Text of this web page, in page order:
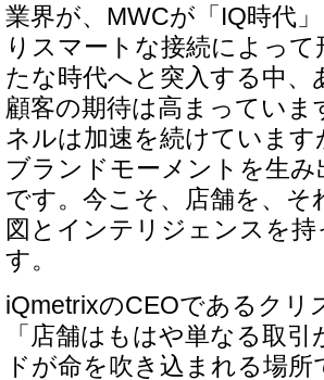
業界が、MWCが「IQ時代
りスマートな接続によっ
たな時代へと突入する中
顧客の期待は高まってい
ネルは加速を続けていま
ブランドモーメントを生
です。今こそ、店舗を、
図とインテリジェンスを
す。
iQmetrixのCEOであるク
「店舗はもはや単なる取
ドが命を吹き込まれる場